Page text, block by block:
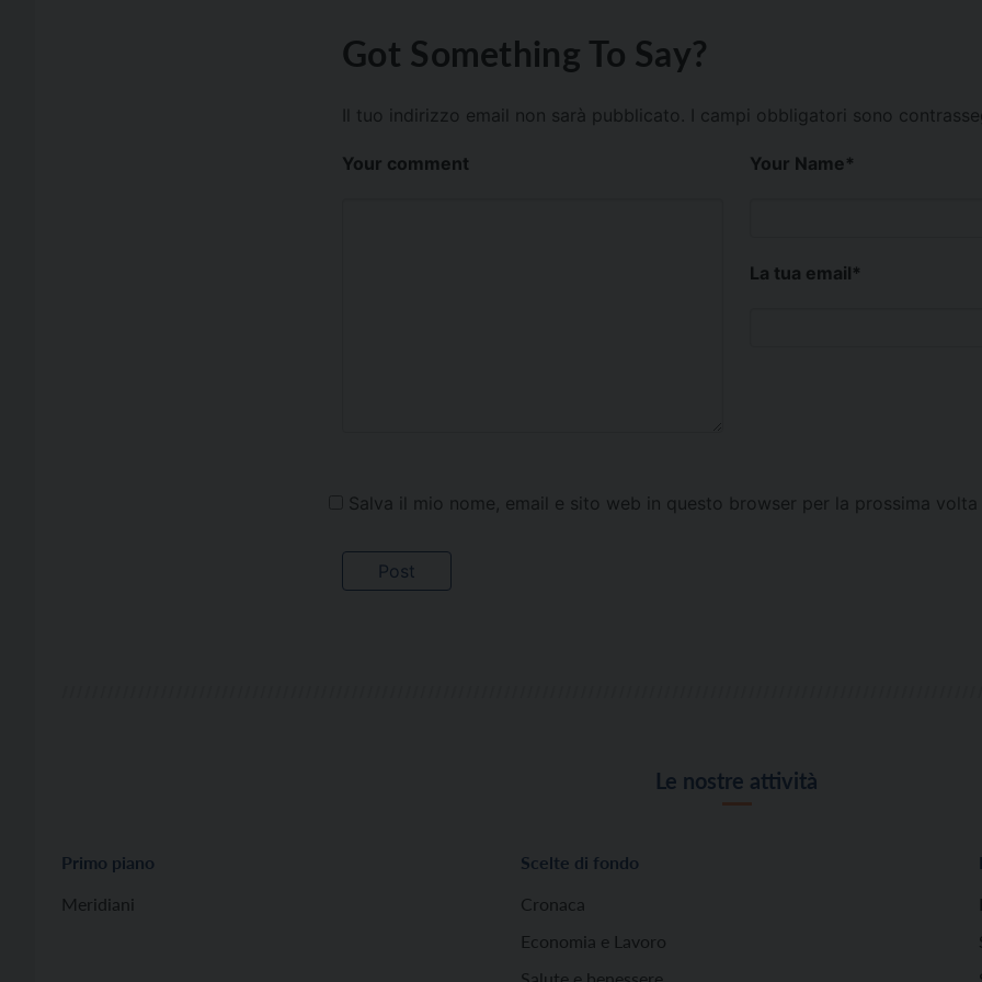
Got Something To Say?
Il tuo indirizzo email non sarà pubblicato. I campi obbligatori sono
Your comment Your Name*
La tua email*
Salva il mio nome, email e sito web in questo browser per la prossima volta
Le nostre attività
Primo piano
Meridiani
Scelte di fondo
Cronaca
Economia e Lavoro